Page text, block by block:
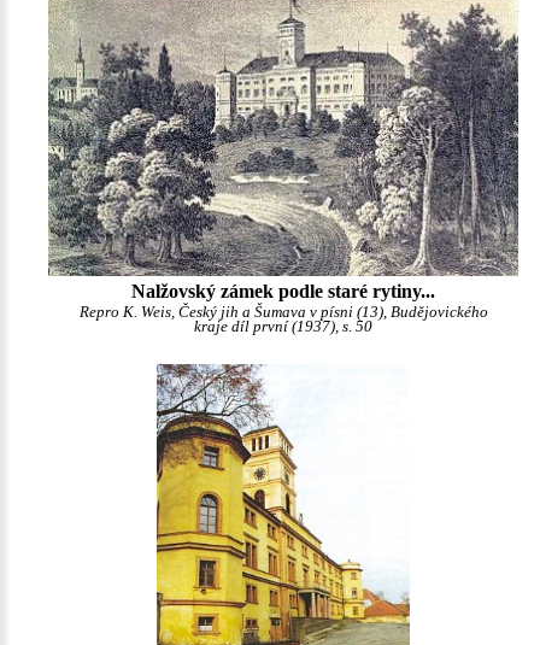
Nalžovský zámek podle staré rytiny...
Repro K. Weis, Český jih a Šumava v písni (13), Budějovického
kraje díl první (1937), s. 50